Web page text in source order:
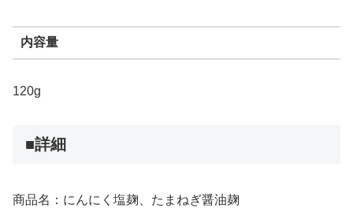
内容量
120g
■詳細
商品名：にんにく塩麹、たまねぎ醤油麹